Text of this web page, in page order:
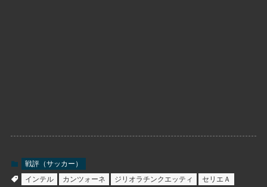
戦評（サッカー）
インテル
カンツォーネ ジリオラチンクエッティ
セリエＡ